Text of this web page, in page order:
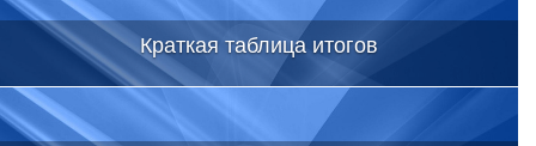
Краткая таблица итогов